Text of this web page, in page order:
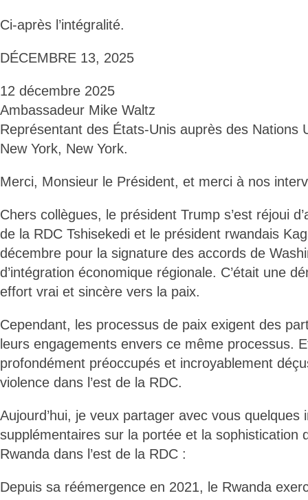
Ci-après l’intégralité.
DÉCEMBRE 13, 2025
12 décembre 2025
Ambassadeur Mike Waltz
Représentant des États-Unis auprès des Nations
New York, New York.
Merci, Monsieur le Président, et merci à nos
Chers collègues, le président Trump s’est réjoui
de la RDC Tshisekedi et le président rwandais
décembre pour la signature des accords de
d’intégration économique régionale. C’était une
effort vrai et sincère vers la paix.
Cependant, les processus de paix exigent des
leurs engagements envers ce même processus.
profondément préoccupés et incroyablement
violence dans l’est de la RDC.
Aujourd’hui, je veux partager avec vous quelques
supplémentaires sur la portée et la sophistication
Rwanda dans l’est de la RDC :
Depuis sa réémergence en 2021, le Rwanda